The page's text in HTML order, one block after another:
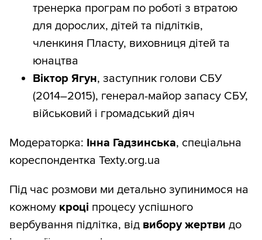
тренерка програм по роботі з втратою
для дорослих, дітей та підлітків,
членкиня Пласту, виховниця дітей та
юнацтва
Віктор Ягун, заступник голови СБУ
(2014–2015), генерал-майор запасу СБУ,
військовий і громадський діяч
Модераторка: Інна Гадзинська, спеціальна
кореспондентка Texty.org.ua
Під час розмови ми детально зупинимося на
кожному кроці процесу успішного
вербування підлітка, від вибору жертви до